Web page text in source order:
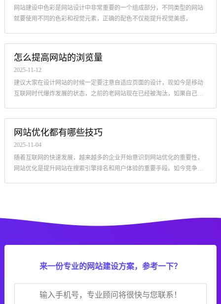
网站建设中色彩是网站设计中非常重要的一个组成部分，不同类型的网站
就要使用不同的色彩和视觉元素，正确的配色不仅能提升视觉美感，
怎么提高网站的浏览量
2025-11-12
建议大家在设计网站的时候一定要注意自适应页面的设计，现如今是移动
互联网时代爆炸发展的状态，之前的老网站现在已经被淘汰，如果自己的
网站优化都有哪些技巧
2025-11-04
随着互联网的快速发展，越来越多的企业开始意识到网站优化的重要性，
网站优化是提升网站在搜索引擎排名和用户体验的重要手段。如今竞争激
来一份专业的网站建设方案，参考一下？